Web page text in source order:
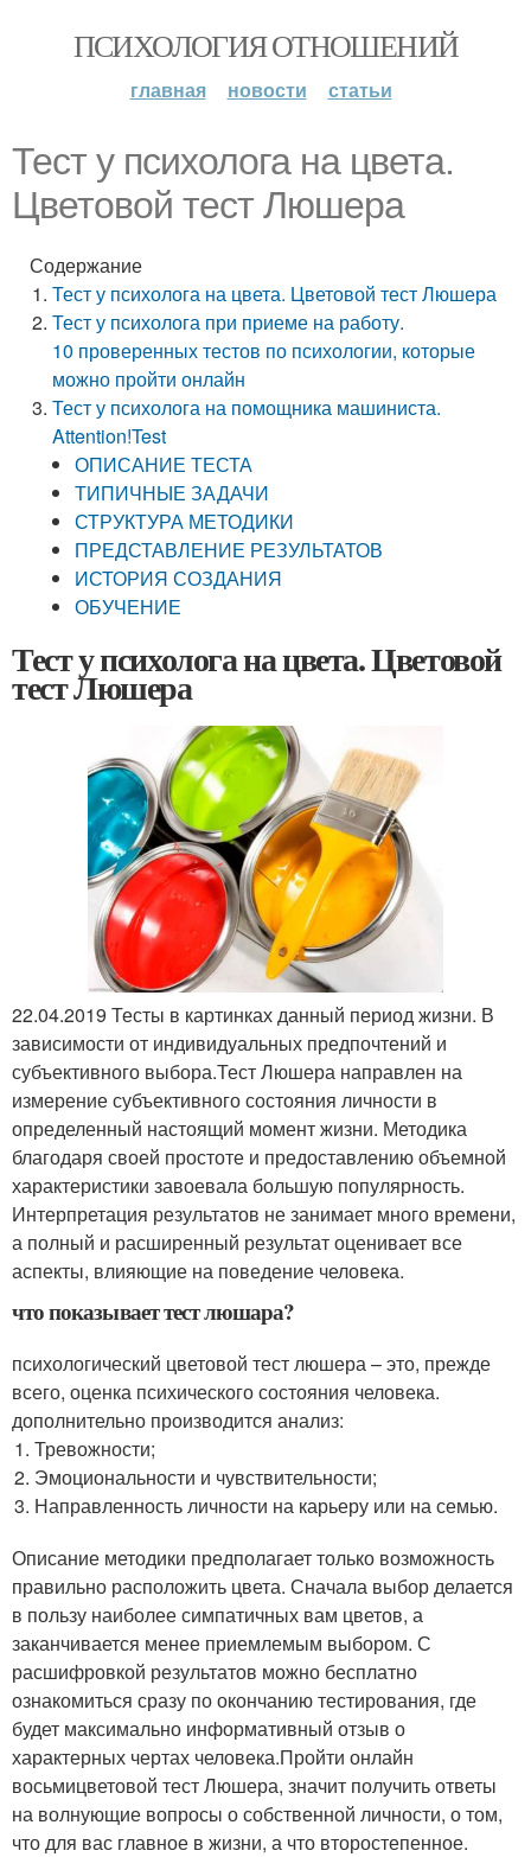
ПСИХОЛОГИЯ ОТНОШЕНИЙ
главная новости статьи
Тест у психолога на цвета.
Цветовой тест Люшера
Содержание
Тест у психолога на цвета. Цветовой тест Люшера
Тест у психолога при приеме на работу.
10 проверенных тестов по психологии, которые
можно пройти онлайн
Тест у психолога на помощника машиниста.
Attention!Test
ОПИСАНИЕ ТЕСТА
ТИПИЧНЫЕ ЗАДАЧИ
СТРУКТУРА МЕТОДИКИ
ПРЕДСТАВЛЕНИЕ РЕЗУЛЬТАТОВ
ИСТОРИЯ СОЗДАНИЯ
ОБУЧЕНИЕ
Тест у психолога на цвета. Цветовой
тест Люшера
22.04.2019 Тесты в картинках данный период жизни. В
зависимости от индивидуальных предпочтений и
субъективного выбора.Тест Люшера направлен на
измерение субъективного состояния личности в
определенный настоящий момент жизни. Методика
благодаря своей простоте и предоставлению объемной
характеристики завоевала большую популярность.
Интерпретация результатов не занимает много времени,
а полный и расширенный результат оценивает все
аспекты, влияющие на поведение человека.
что показывает тест люшара?
психологический цветовой тест люшера – это, прежде
всего, оценка психического состояния человека.
дополнительно производится анализ:
Тревожности;
Эмоциональности и чувствительности;
Направленность личности на карьеру или на семью.
Описание методики предполагает только возможность
правильно расположить цвета. Сначала выбор делается
в пользу наиболее симпатичных вам цветов, а
заканчивается менее приемлемым выбором. С
расшифровкой результатов можно бесплатно
ознакомиться сразу по окончанию тестирования, где
будет максимально информативный отзыв о
характерных чертах человека.Пройти онлайн
восьмицветовой тест Люшера, значит получить ответы
на волнующие вопросы о собственной личности, о том,
что для вас главное в жизни, а что второстепенное.